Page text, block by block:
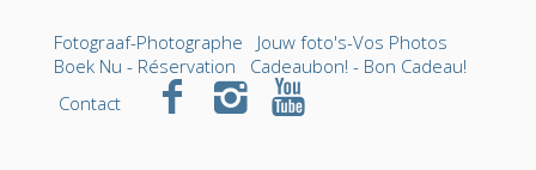
Fotograaf-Photographe
Jouw foto's-Vos Photos
Boek Nu - Réservation
Cadeaubon! - Bon Cadeau!
Contact